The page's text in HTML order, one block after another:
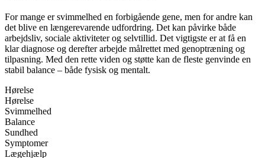
For mange er svimmelhed en forbigående gene, men for andre kan
det blive en længerevarende udfordring. Det kan påvirke både
arbejdsliv, sociale aktiviteter og selvtillid. Det vigtigste er at få en
klar diagnose og derefter arbejde målrettet med genoptræning og
tilpasning. Med den rette viden og støtte kan de fleste genvinde en
stabil balance – både fysisk og mentalt.
Hørelse
Hørelse
Svimmelhed
Balance
Sundhed
Symptomer
Lægehjælp